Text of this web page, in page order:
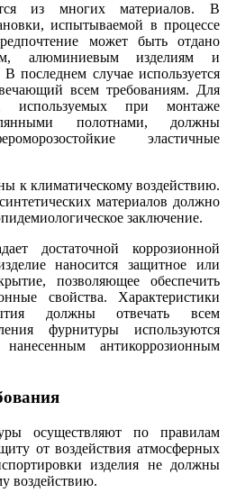
из многих материалов. В
испытываемой в процессе
может быть отдано
алюминиевым изделиям и
последнем случае используется
всем требованиям. Для
используемых при монтаже
полотнами, должны
эластичные
к климатическому воздействию.
материалов должно
заключение.
достаточной коррозионной
наносится защитное или
позволяющее обеспечить
свойства. Характеристики
должны отвечать всем
фурнитуры используются
антикоррозионным
осуществляют по правилам
от воздействия атмосферных
изделия не должны
воздействию.